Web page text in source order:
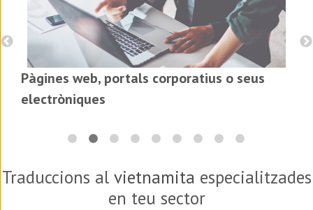
Pàgines web, portals corporatius o seus
electròniques
Traduccions al vietnamita especialitzades
en teu sector